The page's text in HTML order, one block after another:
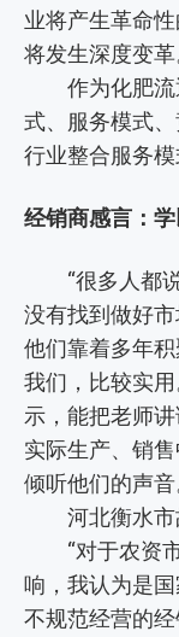
业将产生革命
将发生深度变革
作为化肥流
式、服务模式
行业整合服务模
经销商感言：
“很多人都说
没有找到做好
他们靠着多年
我们，比较实
示，能把老师
实际生产、销
倾听他们的声音
河北衡水市
“对于农资市
响，我认为是
不规范经营的